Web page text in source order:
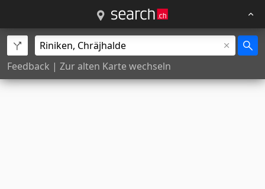
Feedback | Zur alten Karte wechseln